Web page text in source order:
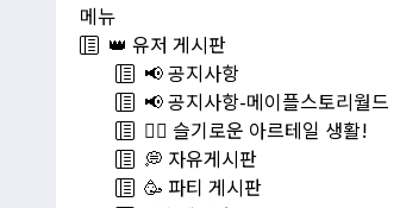
메뉴
👑 유저 게시판
📢 공지사항
📢 공지사항-메이플스토리월드
💁‍♂ 슬기로운 아르테일 생활!
💭 자유게시판
🥳 파티 게시판